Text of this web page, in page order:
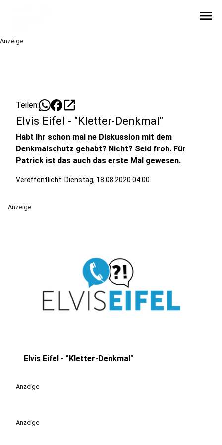
menu
Anzeige
Teilen: open_in_new
Elvis Eifel - "Kletter-Denkmal"
Habt Ihr schon mal ne Diskussion mit dem
Denkmalschutz gehabt? Nicht? Seid froh. Für
Patrick ist das auch das erste Mal gewesen.
Veröffentlicht: Dienstag, 18.08.2020 04:00
Anzeige
Elvis Eifel - "Kletter-Denkmal"
Anzeige
Anzeige